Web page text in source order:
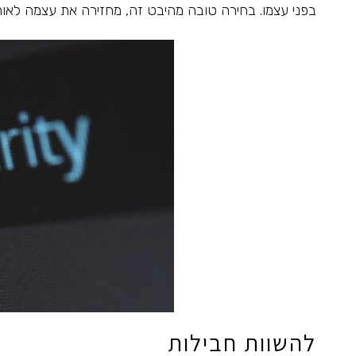
בפני עצמו. בחירה טובה מהיבט זה, מחזירה את עצמה
להשוות חבילות